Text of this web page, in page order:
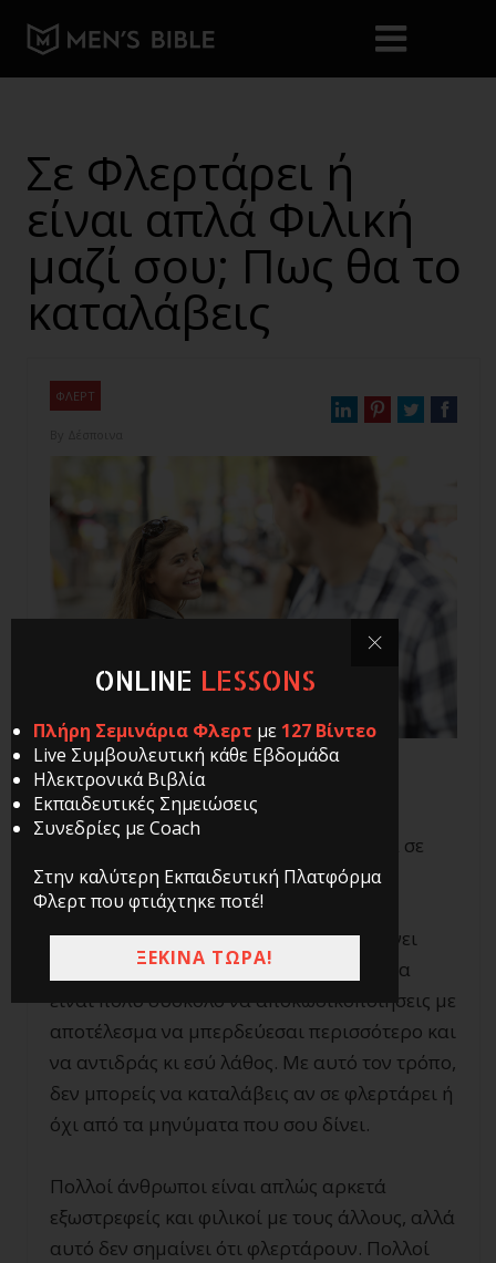
Σε Φλερτάρει ή
είναι απλά Φιλική
μαζί σου; Πως θα το
καταλάβεις
ΦΛΕΡΤ
Υπάρχει μια τεράστια παρανόηση που
κάνουν πολύ μεταξύ του μια κοπέλα να σε
φλερτάρει ή να είναι απλά φιλική.
Ενδεχομένως, μια γυναίκα να σου στέλνει
πολλές φορές μεικτά μηνύματα τα οποία
είναι πολύ δύσκολο να αποκωδικοποιήσεις με
αποτέλεσμα να μπερδεύεσαι περισσότερο και
να αντιδράς κι εσύ λάθος. Με αυτό τον τρόπο,
δεν μπορείς να καταλάβεις αν σε φλερτάρει ή
όχι από τα μηνύματα που σου δίνει.
Πολλοί άνθρωποι είναι απλώς αρκετά
εξωστρεφείς και φιλικοί με τους άλλους, αλλά
αυτό δεν σημαίνει ότι φλερτάρουν. Πολλοί
ONLINE LESSONS
Πλήρη Σεμινάρια Φλερτ με 127 Βίντεο
Live Συμβουλευτική κάθε Εβδομάδα
Ηλεκτρονικά Βιβλία
Εκπαιδευτικές Σημειώσεις
Συνεδρίες με Coach
Στην καλύτερη Εκπαιδευτική Πλατφόρμα
Φλερτ που φτιάχτηκε ποτέ!
ΞΕΚΙΝΑ ΤΩΡΑ!